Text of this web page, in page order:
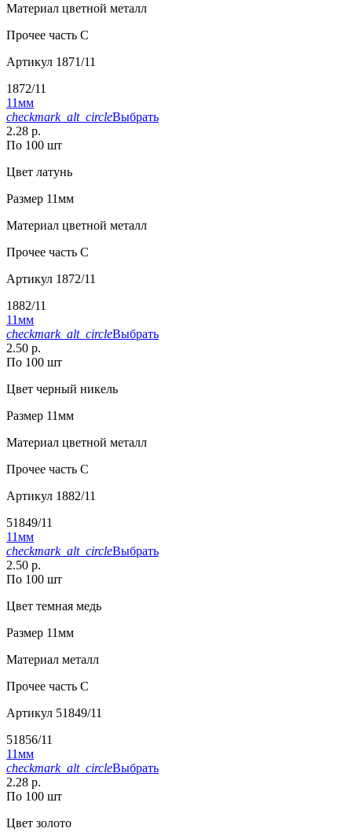
Материал цветной металл
Прочее часть С
Артикул 1871/11
1872/11
11мм
checkmark_alt_circleВыбрать
2.28 р.
По 100 шт
Цвет латунь
Размер 11мм
Материал цветной металл
Прочее часть С
Артикул 1872/11
1882/11
11мм
checkmark_alt_circleВыбрать
2.50 р.
По 100 шт
Цвет черный никель
Размер 11мм
Материал цветной металл
Прочее часть С
Артикул 1882/11
51849/11
11мм
checkmark_alt_circleВыбрать
2.50 р.
По 100 шт
Цвет темная медь
Размер 11мм
Материал металл
Прочее часть C
Артикул 51849/11
51856/11
11мм
checkmark_alt_circleВыбрать
2.28 р.
По 100 шт
Цвет золото